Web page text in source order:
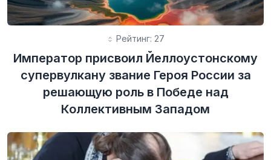
Рейтинг: 27
Император присвоил Йеллоустонскому
супервулкану звание Героя России за
решающую роль в Победе над
Коллективным Западом